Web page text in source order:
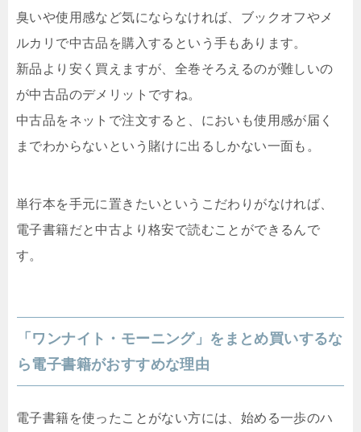
臭いや使用感など気にならなければ、ブックオフやメ
ルカリで中古品を購入するという手もあります。
新品より安く買えますが、全巻そろえるのが難しいの
が中古品のデメリットですね。
中古品をネットで注文すると、においも使用感が届く
までわからないという賭けに出るしかない一面も。
単行本を手元に置きたいというこだわりがなければ、
電子書籍だと中古より格安で読むことができるんで
す。
「ワンナイト・モーニング」をまとめ買いするな
ら電子書籍がおすすめな理由
電子書籍を使ったことがない方には、始める一歩のハ